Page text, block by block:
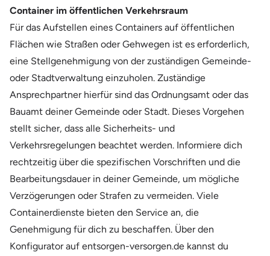
Container im öffentlichen Verkehrsraum
Für das Aufstellen eines Containers auf öffentlichen
Flächen wie Straßen oder Gehwegen ist es erforderlich,
eine Stellgenehmigung von der zuständigen Gemeinde-
oder Stadtverwaltung einzuholen. Zuständige
Ansprechpartner hierfür sind das Ordnungsamt oder das
Bauamt deiner Gemeinde oder Stadt. Dieses Vorgehen
stellt sicher, dass alle Sicherheits- und
Verkehrsregelungen beachtet werden. Informiere dich
rechtzeitig über die spezifischen Vorschriften und die
Bearbeitungsdauer in deiner Gemeinde, um mögliche
Verzögerungen oder Strafen zu vermeiden. Viele
Containerdienste bieten den Service an, die
Genehmigung für dich zu beschaffen. Über den
Konfigurator auf entsorgen-versorgen.de kannst du